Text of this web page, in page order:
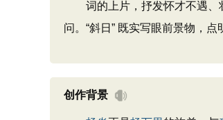
词的上片，抒发怀才不遇、壮
问。“斜日” 既实写眼前景物，
创作背景